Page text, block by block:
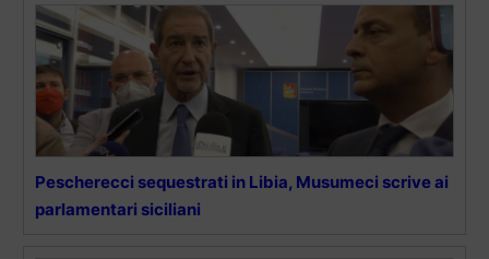
Pescherecci sequestrati in Libia, Musumeci scrive ai
parlamentari siciliani